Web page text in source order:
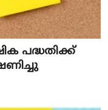
പദ്ധതിക്ക്